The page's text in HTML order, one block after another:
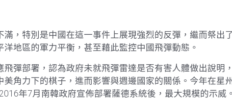
滿，特別是中國在這一事件上展現強烈的反彈，繼而祭出
洋地區的軍力平衡，甚至藉此監控中國飛彈動態。
飛彈部署，認為政府未就飛彈雷達是否有害人體做出說明
美角力下的棋子，進而影響與週邊國家的關係。今年在星
年7月南韓政府宣佈部署薩德系統後，最大規模的示威。